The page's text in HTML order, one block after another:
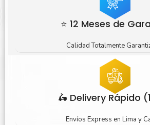
⭐ 12 Meses de
Calidad Totalmente
🛵 Delivery Rápido
Envíos Express en Lima y